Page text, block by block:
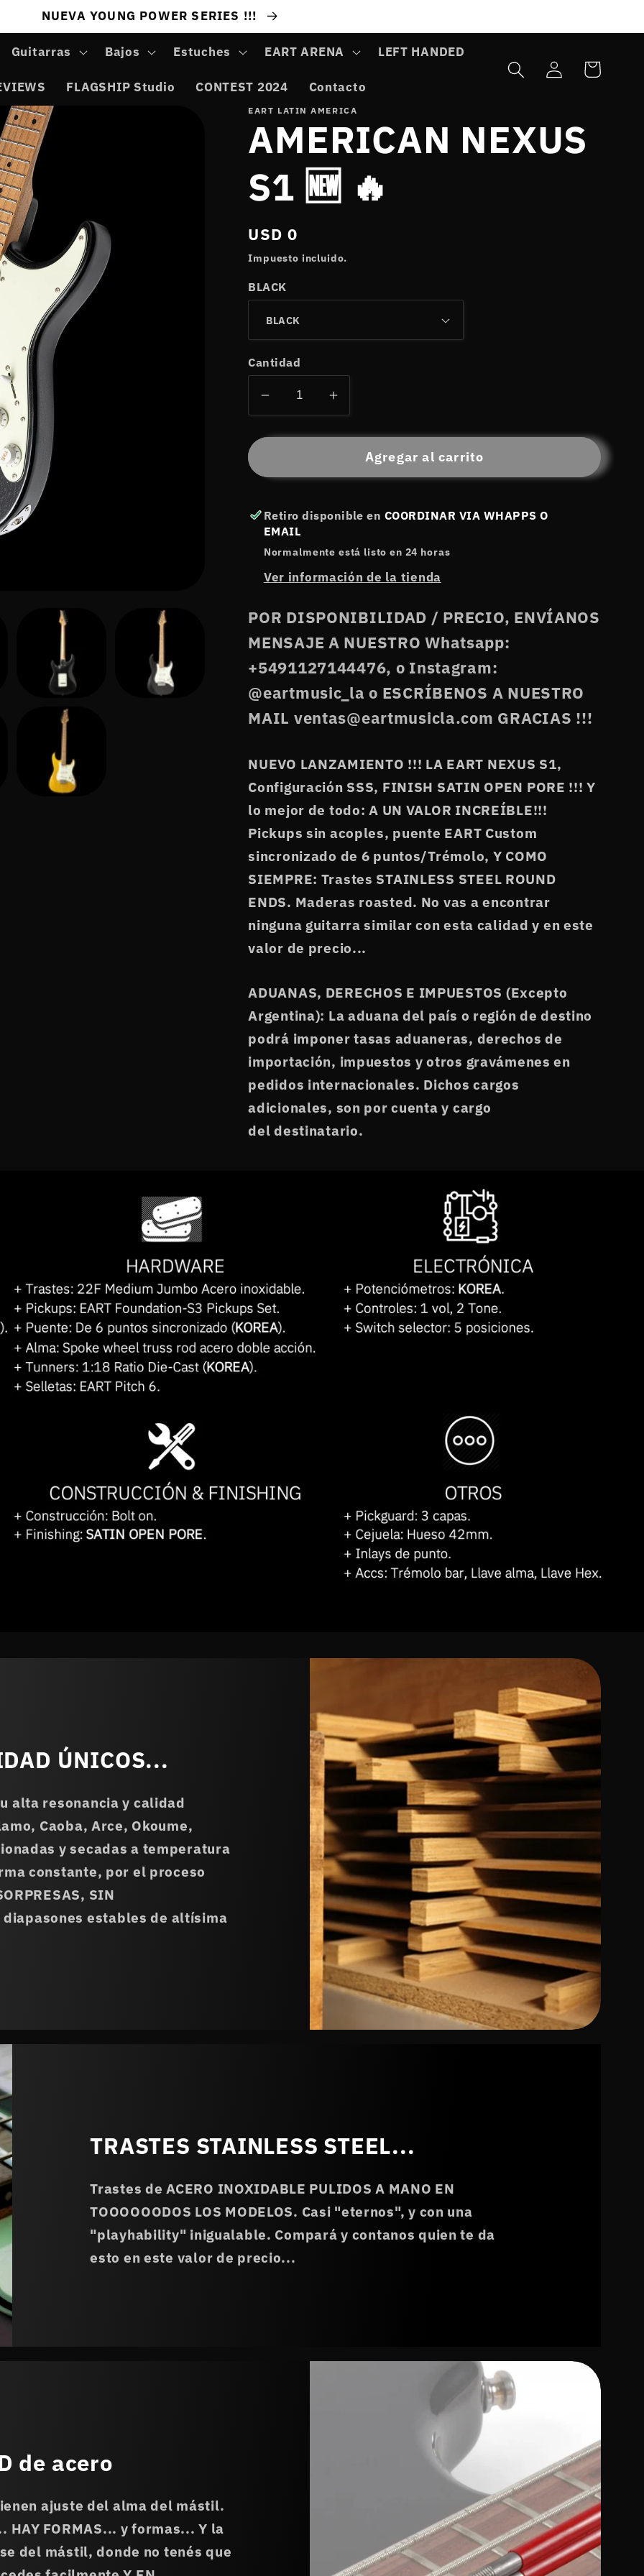
NUEVA YOUNG POWER SERIES !!!
Guitarras Bajos Estuches EART ARENA LEFT HANDED
FLAGSHIP Studio CONTEST 2024 Contacto
Iniciar
sesión
Carrito
EART LATIN AMERICA
AMERICAN NEXUS
S1 🆕 🔥
Precio
habitual
USD 0
Impuesto incluido.
BLACK
Cantidad
Reducir
para
NEXUS
🆕
🔥
Aumentar
para
AMERICAN
NEXUS
🆕
Agregar al carrito
Retiro disponible en COORDINAR VIA WHAPPS O
EMAIL
Normalmente está listo en 24 horas
Ver información de la tienda
POR DISPONIBILIDAD / PRECIO, ENVÍANOS
MENSAJE A NUESTRO Whatsapp:
+5491127144476, o Instagram:
@eartmusic_la o ESCRÍBENOS A NUESTRO
MAIL ventas@eartmusicla.com GRACIAS !!!
NUEVO LANZAMIENTO !!! LA EART NEXUS S1,
Configuración SSS, FINISH SATIN OPEN PORE !!! Y
lo mejor de todo: A UN VALOR INCREÍBLE!!!
Pickups sin acoples, puente EART Custom
sincronizado de 6 puntos/Trémolo, Y COMO
SIEMPRE: Trastes STAINLESS STEEL ROUND
ENDS. Maderas roasted. No vas a encontrar
ninguna guitarra similar con esta calidad y en este
valor de precio...
ADUANAS, DERECHOS E IMPUESTOS (Excepto
Argentina): La aduana del país o región de destino
podrá imponer tasas aduaneras, derechos de
importación, impuestos y otros gravámenes en
pedidos internacionales. Dichos cargos
adicionales, son por cuenta y cargo
del destinatario.
ÚNICOS...
alta resonancia y calidad
Caoba, Arce, Okoume,
y secadas a temperatura
constante, por el proceso
SIN
diapasones estables de altísima
TRASTES STAINLESS STEEL...
Trastes de ACERO INOXIDABLE PULIDOS A MANO EN
TOOOOOODOS LOS MODELOS. Casi "eternos", y con una
"playhability" inigualable. Compará y contanos quien te da
esto en este valor de precio...
de acero
ajuste del alma del mástil.
HAY FORMAS... y formas... Y la
del mástil, donde no tenés que